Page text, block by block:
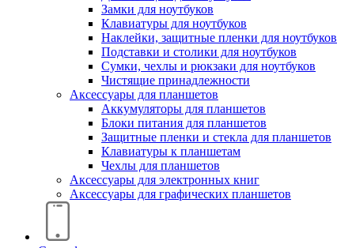
Замки для ноутбуков
Клавиатуры для ноутбуков
Наклейки, защитные пленки для ноутбуков
Подставки и столики для ноутбуков
Сумки, чехлы и рюкзаки для ноутбуков
Чистящие принадлежности
Аксессуары для планшетов
Аккумуляторы для планшетов
Блоки питания для планшетов
Защитные пленки и стекла для планшетов
Клавиатуры к планшетам
Чехлы для планшетов
Аксессуары для электронных книг
Аксессуары для графических планшетов